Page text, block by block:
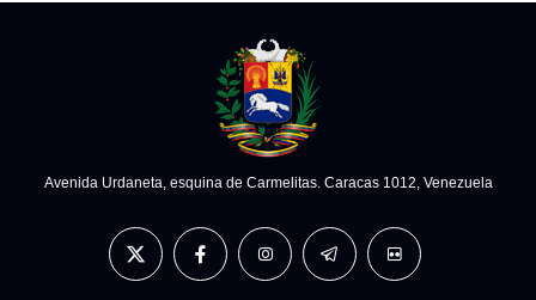
Avenida Urdaneta, esquina de Carmelitas. Caracas 1012, Venezuela